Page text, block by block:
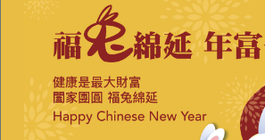
最新消息